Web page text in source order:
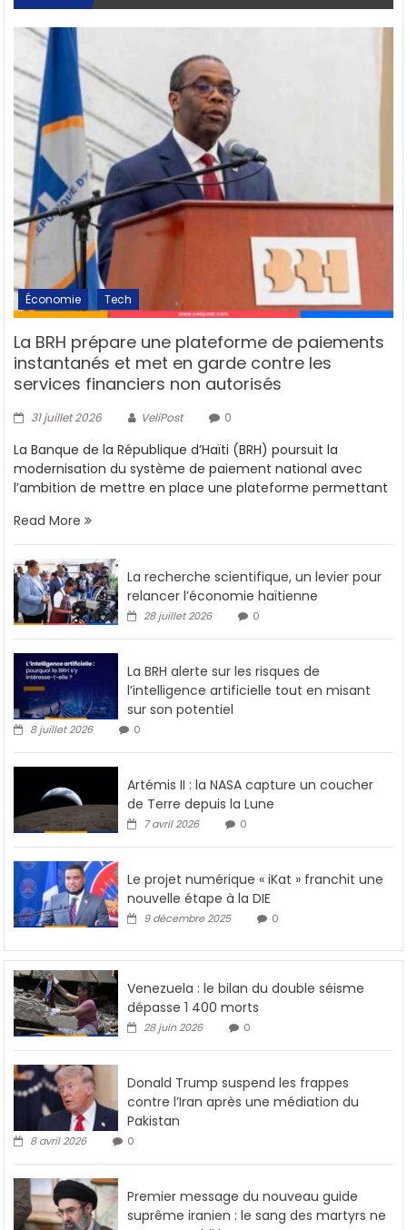
Économie Tech
La BRH prépare une plateforme de paiements
instantanés et met en garde contre les
services financiers non autorisés
31 juillet 2026 VeliPost 0
La Banque de la République d’Haïti (BRH) poursuit la
modernisation du système de paiement national avec
l’ambition de mettre en place une plateforme permettant
Read More
La recherche scientifique, un levier pour
relancer l’économie haïtienne
28 juillet 2026 0
La BRH alerte sur les risques de
l’intelligence artificielle tout en misant
sur son potentiel
8 juillet 2026 0
Artémis II : la NASA capture un coucher
de Terre depuis la Lune
7 avril 2026 0
Le projet numérique « iKat » franchit une
nouvelle étape à la DIE
9 décembre 2025 0
Venezuela : le bilan du double séisme
dépasse 1 400 morts
28 juin 2026 0
Donald Trump suspend les frappes
contre l’Iran après une médiation du
Pakistan
8 avril 2026 0
Premier message du nouveau guide
suprême iranien : le sang des martyrs ne